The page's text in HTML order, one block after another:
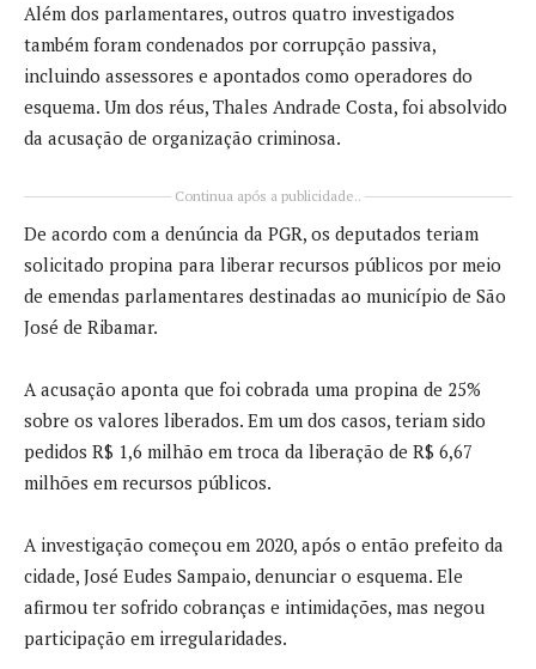
Além dos parlamentares, outros quatro investigados
também foram condenados por corrupção passiva,
incluindo assessores e apontados como operadores do
esquema. Um dos réus, Thales Andrade Costa, foi absolvido
da acusação de organização criminosa.
Continua após a publicidade..
De acordo com a denúncia da PGR, os deputados teriam
solicitado propina para liberar recursos públicos por meio
de emendas parlamentares destinadas ao município de São
José de Ribamar.
A acusação aponta que foi cobrada uma propina de 25%
sobre os valores liberados. Em um dos casos, teriam sido
pedidos R$ 1,6 milhão em troca da liberação de R$ 6,67
milhões em recursos públicos.
A investigação começou em 2020, após o então prefeito da
cidade, José Eudes Sampaio, denunciar o esquema. Ele
afirmou ter sofrido cobranças e intimidações, mas negou
participação em irregularidades.